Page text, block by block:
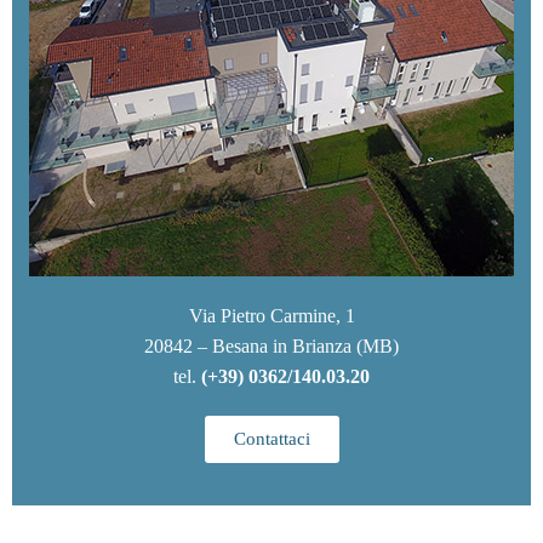
Via Pietro Carmine, 1
20842 – Besana in Brianza (MB)
tel. (+39) 0362/140.03.20
Contattaci